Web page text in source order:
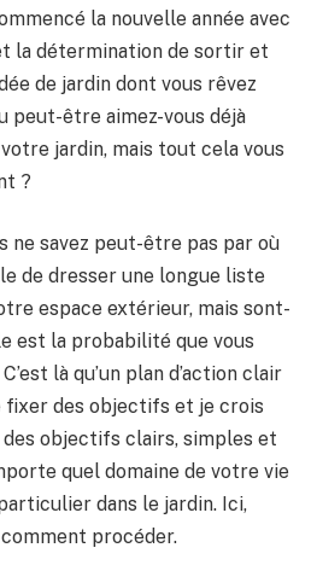
la nouvelle année avec
la détermination de sortir et
de jardin dont vous rêvez
peut-être aimez-vous déjà
jardin, mais tout cela vous
?
ne savez peut-être pas par où
de dresser une longue liste
espace extérieur, mais sont-
est la probabilité que vous
là qu’un plan d’action clair
fixer des objectifs et je crois
objectifs clairs, simples et
quel domaine de votre vie
dans le jardin. Ici,
procéder.